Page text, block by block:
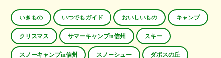
いきもの いつでもガイド おいしいもの キャンプ
クリスマス サマーキャンプin信州 スキー
スノーキャンプin信州 スノーシュー ダボスの丘